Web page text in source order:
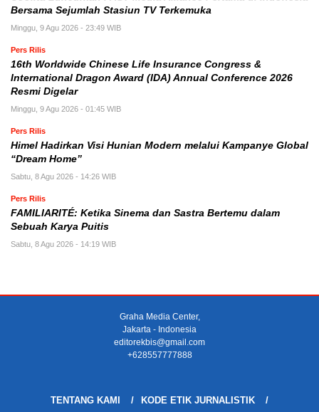
Bersama Sejumlah Stasiun TV Terkemuka
Minggu, 9 Agu 2026 - 23:49 WIB
Pers Rilis
16th Worldwide Chinese Life Insurance Congress &
International Dragon Award (IDA) Annual Conference 2026
Resmi Digelar
Minggu, 9 Agu 2026 - 01:45 WIB
Pers Rilis
Himel Hadirkan Visi Hunian Modern melalui Kampanye Global
“Dream Home”
Sabtu, 8 Agu 2026 - 14:26 WIB
Pers Rilis
FAMILIARITÉ: Ketika Sinema dan Sastra Bertemu dalam
Sebuah Karya Puitis
Sabtu, 8 Agu 2026 - 14:19 WIB
Graha Media Center,
Jakarta - Indonesia
editorekbis@gmail.com
+628557777888
TENTANG KAMI KODE ETIK JURNALISTIK